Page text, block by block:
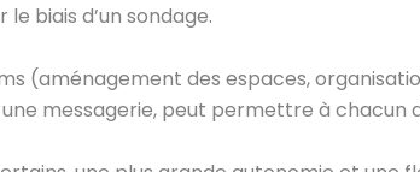
biais d’un sondage.
(aménagement des espaces,
messagerie, peut permettre à chacun